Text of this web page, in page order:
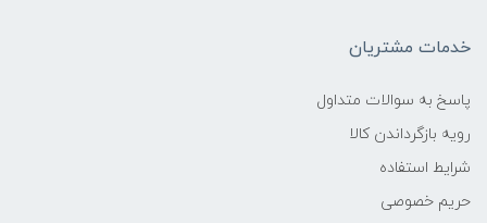
خدمات مشتریان
پاسخ به سوالات متداول
رویه بازگرداندن کالا
شرایط استفاده
حریم خصوصی